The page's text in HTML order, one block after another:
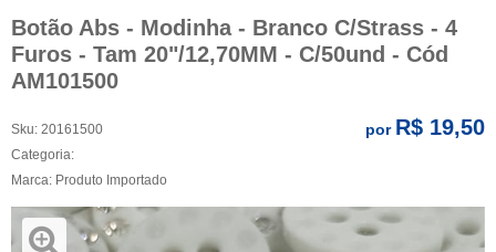
Botão Abs - Modinha - Branco C/Strass - 4
Furos - Tam 20"/12,70MM - C/50und - Cód
AM101500
Sku: 20161500
Categoria:
Marca: Produto Importado
por R$ 19,50